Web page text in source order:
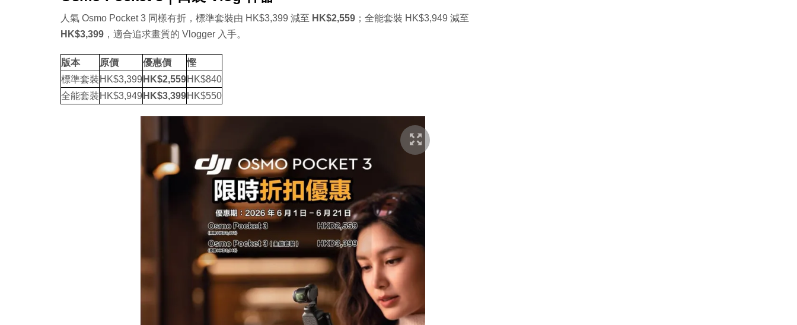
人氣 Osmo Pocket 3 同樣有折，標準套裝由 HK$3,399 減至 HK$2,559 ；全能套裝 HK$3,949 減至
HK$3,399 ，適合追求畫質的 Vlogger 入手。
版本 原價 優惠價
慳
標準套裝 HK$3,399 HK$2,559HK$840
全能套裝 HK$3,949 HK$3,399HK$550